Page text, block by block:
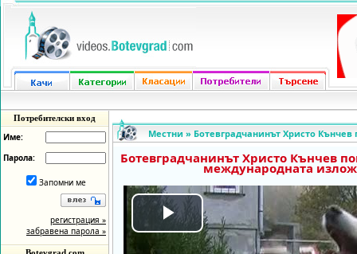
Потребителски вход
Име:
Парола:
Запомни ме
регистрация »
забравена парола »
Местни » Ботевградчанинът Христо Кънчев
Ботевградчанинът Христо Кънчев
международната
Play